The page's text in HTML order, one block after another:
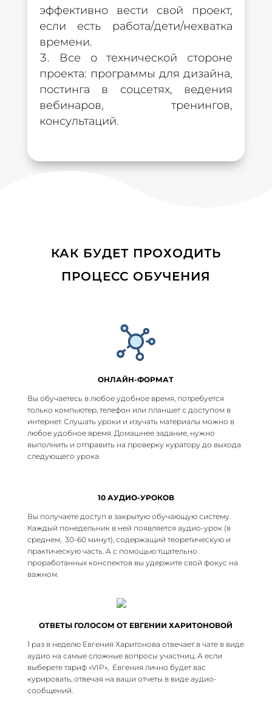
эффективно вести свой проект,
если есть работа/дети/нехватка
времени.
Все о технической стороне
проекта: программы для дизайна,
постинга в соцсетях, ведения
вебинаров, тренингов,
консультаций.
КАК БУДЕТ ПРОХОДИТЬ
ПРОЦЕСС ОБУЧЕНИЯ
ОНЛАЙН-ФОРМАТ
Вы обучаетесь в любое удобное время, потребуется
только компьютер, телефон или планшет с доступом в
интернет. Слушать уроки и изучать материалы можно в
любое удобное время. Домашнее задание, нужно
выполнить и отправить на проверку куратору до выхода
следующего урока.
10 АУДИО-УРОКОВ
Вы получаете доступ в закрытую обучающую систему.
Каждый понедельник в ней появляется аудио-урок (в
среднем, 30-60 минут), содержащий теоретическую и
практическую часть. А с помощью тщательно
проработанных конспектов вы удержите свой фокус на
важном.
ОТВЕТЫ ГОЛОСОМ ОТ ЕВГЕНИИ ХАРИТОНОВОЙ
1 раз в неделю Евгения Харитонова отвечает в чате в виде
аудио на самые сложные вопросы участниц. А если
выберете тариф «VIP», Евгения лично будет вас
курировать, отвечая на ваши отчеты в виде аудио-
сообщений.